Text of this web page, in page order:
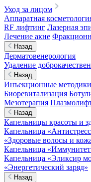
Уход за лицом
Аппаратная
RF лифтинг Лазерная
Лечение акне
Назад
Дерматовенерология
Удаление
Назад
Инъекционные методики
Биоревитализация
Мезотерапия
Назад
Капельницы красоты и
Капельница
«Здоровые волосы и
Капельница
Капельница «Эликсир
«Энергетический заряд»
Назад